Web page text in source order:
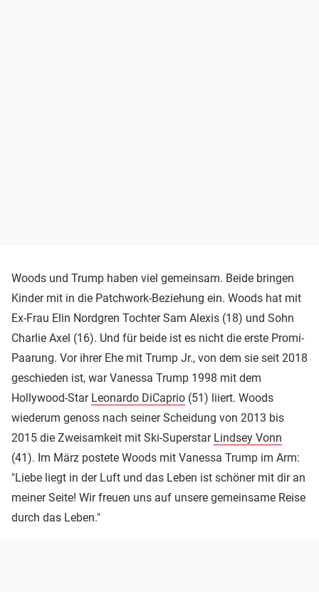
Woods und Trump haben viel gemeinsam. Beide bringen
Kinder mit in die Patchwork-Beziehung ein. Woods hat mit
Ex-Frau Elin Nordgren Tochter Sam Alexis (18) und Sohn
Charlie Axel (16). Und für beide ist es nicht die erste Promi-
Paarung. Vor ihrer Ehe mit Trump Jr., von dem sie seit 2018
geschieden ist, war Vanessa Trump 1998 mit dem
Hollywood-Star Leonardo DiCaprio (51) liiert. Woods
wiederum genoss nach seiner Scheidung von 2013 bis
2015 die Zweisamkeit mit Ski-Superstar Lindsey Vonn
(41). Im März postete Woods mit Vanessa Trump im Arm:
"Liebe liegt in der Luft und das Leben ist schöner mit dir an
meiner Seite! Wir freuen uns auf unsere gemeinsame Reise
durch das Leben."